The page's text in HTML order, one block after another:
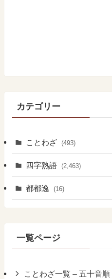
カテゴリー
ことわざ (493)
四字熟語 (2,463)
都都逸 (16)
一覧ページ
ことわざ一覧 – 五十音順